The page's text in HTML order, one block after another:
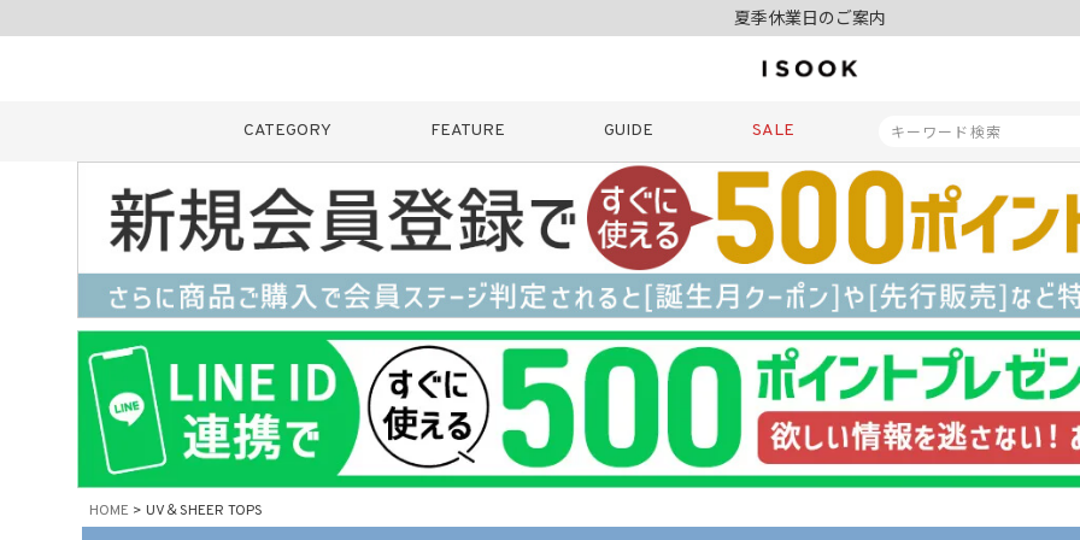
夏季休業日のご案内
10,000円以上ご購入で送料無料
夏季休業日のご案内
令和8年熊本地震の影響によるお荷物のお届けについて
CATEGORY FEATURE GUIDE SALE
キーワード 商品番号
販売タイプ
新着 再入荷
商品タイプ
ORIGINAL HIT
カラー 価格（税込）
HOME UV＆SHEER TOPS